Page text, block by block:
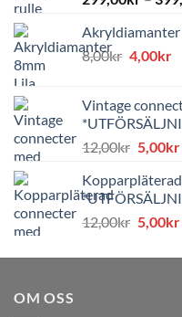
Akryldiamanter
8,00kr Det
var:
8,00kr.
4,00kr
Vintage
12,00kr Det
priset
var:
12,00kr.
5,00kr
12,00kr Det
priset
5,00kr
OM OSS